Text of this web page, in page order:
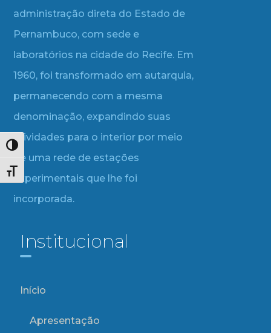
Alternar alto contraste
Alternar tamanho da fonte
administração direta do Estado de
Pernambuco, com sede e
laboratórios na cidade do Recife. Em
1960, foi transformado em autarquia,
permanecendo com a mesma
denominação, expandindo suas
atividades para o interior por meio
de uma rede de estações
experimentais que lhe foi
incorporada.
Institucional
Início
Apresentação